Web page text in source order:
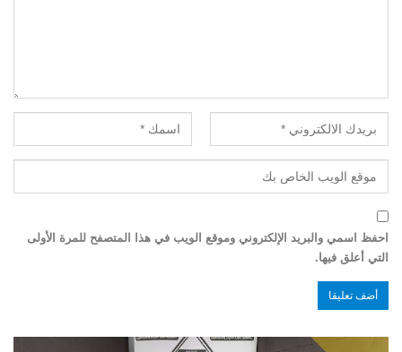
احفظ اسمي والبريد الإلكتروني وموقع الويب في هذا المتصفح للمرة الأولى
التي أعلق فيها.